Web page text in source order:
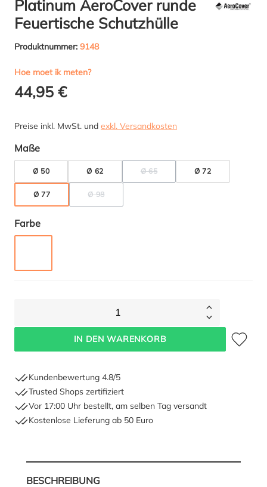
Platinum AeroCover runde
Feuertische Schutzhülle
Produktnummer: 9148
Hoe moet ik meten?
44,95 €
Preise inkl. MwSt. und exkl. Versandkosten
Maßeauswählen
Ø 50 Ø 62 Ø 65(DIESE OPTION IST ZURZEIT NICHT
Ø 72
Ø 77 Ø 98(DIESE OPTION IST ZURZEIT NICHT VERFÜGBAR.)
Farbeauswählen
1
IN DEN WARENKORB
Zum
Kundenbewertung 4.8/5
Trusted Shops zertifiziert
Vor 17:00 Uhr bestellt, am selben Tag versandt
Kostenlose Lieferung ab 50 Euro
BESCHREIBUNG